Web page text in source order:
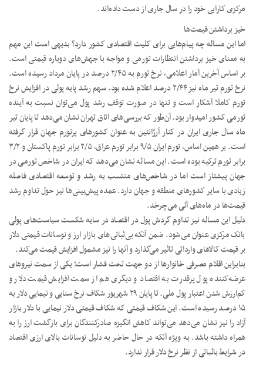
مرکزی کارایی خود را در سال جاری از دست داده‌اند.
خیز برداشتن قیمت‌ها
اما این مساله چه پیام‌هایی برای کلیت اقتصادی کشور دارد؟ بدیهی است این مهم
به معنای خیز برداشتن انتظارات تورمی و مواجه با جهش‌های دوباره قیمتی است.
بر اساس آخرین آمار اعلامی، نرخ تورم به ۲/۴۵ درصد در پایان مرداد رسیده است.
نرخ تورم تیر ماه نیز ۲/۴۴ درصد اعلام شده بود. سهم رشد پایه پولی در افزایش نرخ
تورم کاملا آشکار است و تنها در صورت توقف رشد پول می‌توان نسبت به آینده
تورمی کشور امیدوار بود. آن‌طور که بررسی‌های اتاق تهران نشان می‌دهد تا پایان تیر
ماه سال جاری ایران در کنار آرژانتین به عنوان کشورهای پرتورم جهان قرار گرفته
است. بر همین اساس، تورم ایران ۹/۵ برابر تورم عراق، ۲/۵ برابر تورم پاکستان و ۳/۲
برابر تورم ترکیه بوده است. این مساله نشان می‌دهد که ایران در شاخص تورمی در
جهان پیشتاز است اما در شاخص‌های منتسب به رشد و توسعه اقتصادی فاصله
زیادی با سایر کشورهای منطقه و جهان دارد. عمده پیش‌بینی‌ها نیز حول تداوم رشد
قیمت‌ها در ماه‌های آتی می‌چرخد.
دلیل این مساله نیز تداوم گردش پول در اقتصاد در سایه شکست سیاست‌های پولی
بانک مرکزی عنوان می‌شود. ضمن آنکه بی‌ثباتی‌های بازار ارز و نوسانات قیمتی دلار
بر قیمت کالاهای وارداتی تاثیر می‌گذارد و آنها را نیز مشمول افزایش قیمت می‌کند.
بنابراین اقلام مصرفی خانوارها از دو جهت تحت فشار است؛ یکی از سمت نیروهای
عرضه‌کننده پول پرقدرت به اقتصاد و دیگری هم از سمت افزایش قیمت دلار و
کم‌ارزش شدن اعتبار پول ملی. تا پایان ۲۹ شهریور شکاف نرخ سنایی و نیمایی دلار به
۱۵ درصد رسیده است. این شکاف قیمتی که شکاف قیمتی دلار نیمایی با دلار بازار
آزاد را نیز نشان می‌دهد می‌تواند کاهش انگیزه صادرکنندگان برای بازگشت ارز را به
همراه داشته باشد. به ویژه آنکه در حال حاضر به دلیل نوسانات بالای ارزی اقتصاد
در شرایط باثباتی از نظر نرخ دلار قرار ندارد.